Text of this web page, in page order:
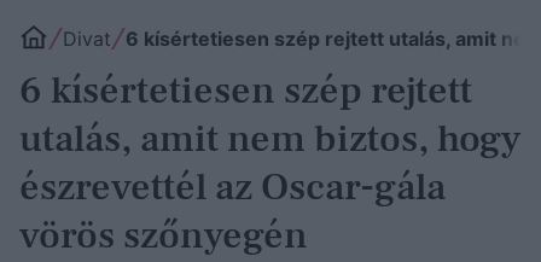
Divat 6 kísértetiesen szép rejtett utalás, amit
6 kísértetiesen szép rejtett
utalás, amit nem biztos, hogy
észrevettél az Oscar-gála
vörös szőnyegén